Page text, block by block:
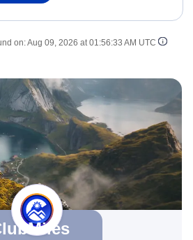
on:Aug 09, 2026 at 01:56:33 AM UTC